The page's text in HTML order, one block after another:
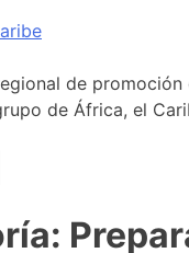
de
de África, el